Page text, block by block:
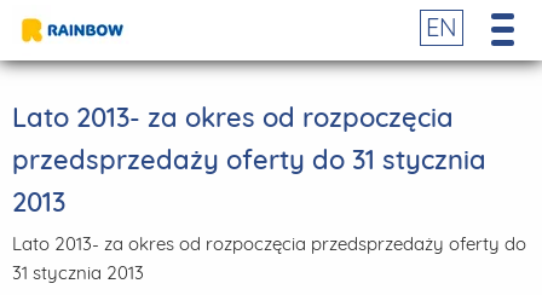
EN
Lato 2013- za okres od rozpoczęcia
przedsprzedaży oferty do 31 stycznia
2013
Lato 2013- za okres od rozpoczęcia przedsprzedaży oferty do
31 stycznia 2013